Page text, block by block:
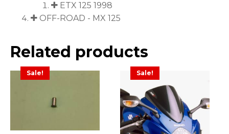
ETX 125 1998
OFF-ROAD - MX 125
Related products
Sale! Sale!